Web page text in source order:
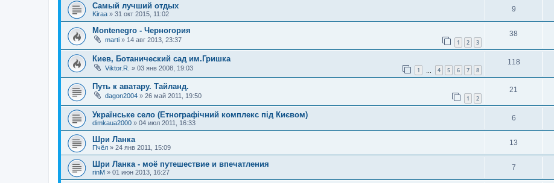
Самый лучший отдых
Kiraa » 31 окт 2015, 11:02
9
Montenegro - Черногория
marti » 14 авг 2013, 23:37 1 2 3
38
Киев, Ботанический сад им.Гришка
Viktor.R. » 03 янв 2008, 19:03 1 4 5 6 7 8
118
Путь к аватару. Тайланд.
dagon2004 » 26 май 2011, 19:50 1 2
21
Українське село (Етнографічний комплекс під Києвом)
dimkaua2000 » 04 июл 2011, 16:33
6
Шри Ланка
Пчёл » 24 янв 2011, 15:09
13
Шри Ланка - моё путешествие и впечатления
rinM » 01 июн 2013, 16:27
7